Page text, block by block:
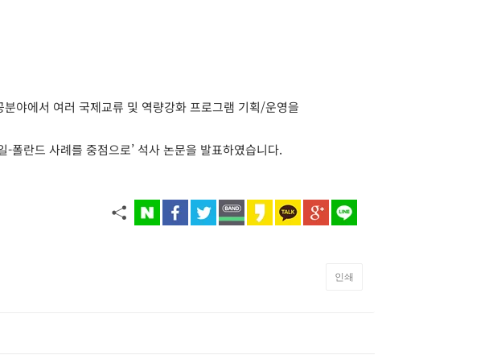
야에서 여러 국제교류 및 역량강화 프로그램 기획/운영을
폴란드 사례를 중점으로’ 석사 논문을 발표하였습니다.
인쇄